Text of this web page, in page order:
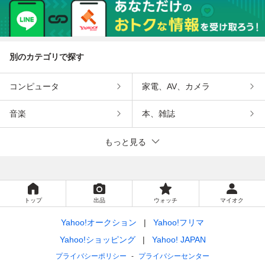
別のカテゴリで探す
コンピュータ 家電、AV、カメラ
音楽 本、雑誌
もっと見る
トップ 出品 ウォッチ マイオク
Yahoo!オークション
Yahoo!フリマ
Yahoo!ショッピング
Yahoo! JAPAN
プライバシーポリシー
プライバシーセンター